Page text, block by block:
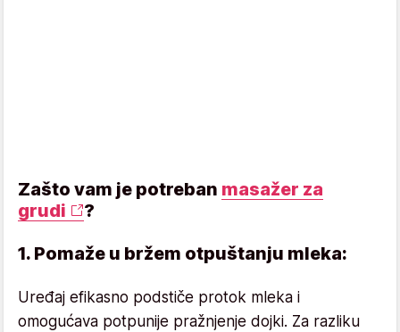
Zašto vam je potreban masažer za
grudi
?
1. Pomaže u bržem otpuštanju mleka:
Uređaj efikasno podstiče protok mleka i
omogućava potpunije pražnjenje dojki. Za razliku